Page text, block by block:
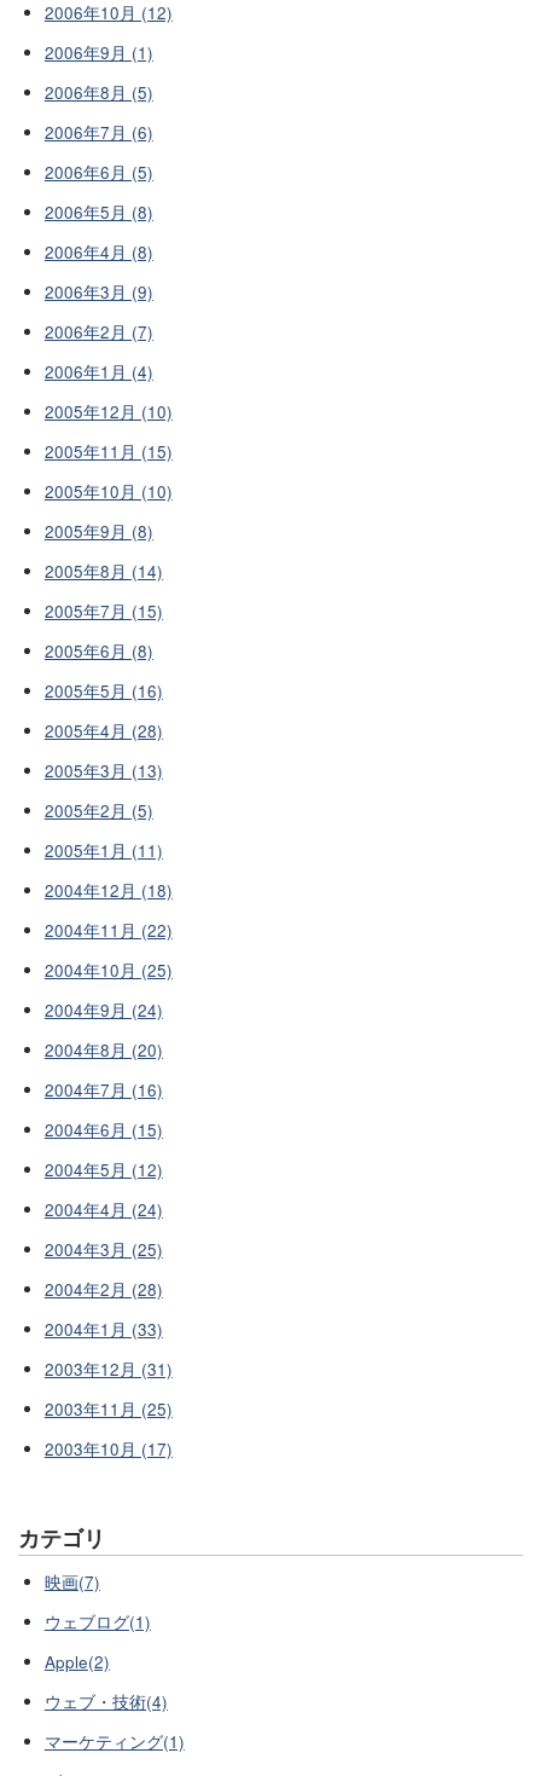
2006年10月 (12)
2006年9月 (1)
2006年8月 (5)
2006年7月 (6)
2006年6月 (5)
2006年5月 (8)
2006年4月 (8)
2006年3月 (9)
2006年2月 (7)
2006年1月 (4)
2005年12月 (10)
2005年11月 (15)
2005年10月 (10)
2005年9月 (8)
2005年8月 (14)
2005年7月 (15)
2005年6月 (8)
2005年5月 (16)
2005年4月 (28)
2005年3月 (13)
2005年2月 (5)
2005年1月 (11)
2004年12月 (18)
2004年11月 (22)
2004年10月 (25)
2004年9月 (24)
2004年8月 (20)
2004年7月 (16)
2004年6月 (15)
2004年5月 (12)
2004年4月 (24)
2004年3月 (25)
2004年2月 (28)
2004年1月 (33)
2003年12月 (31)
2003年11月 (25)
2003年10月 (17)
カテゴリ
映画(7)
ウェブログ(1)
Apple(2)
ウェブ・技術(4)
マーケティング(1)